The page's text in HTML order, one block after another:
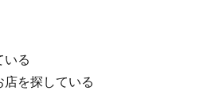
る
を探している